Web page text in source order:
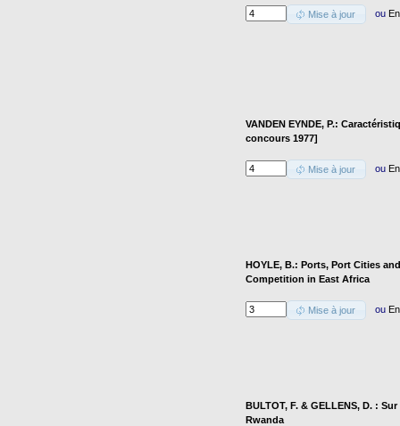
Mise à jour ou
VANDEN EYNDE, P.:
concours 1977]
Mise à jour ou
HOYLE, B.: Ports, Port Cities
Competition in East Africa
Mise à jour ou
BULTOT, F. & GELLENS, D. :
Rwanda